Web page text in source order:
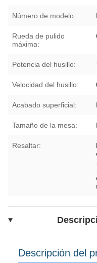
Número de modelo:
Rueda de pulido
máxima:
Potencia del husillo:
Velocidad del husillo:
Acabado superficial:
Tamaño de la mesa:
Resaltar:
Descripción del